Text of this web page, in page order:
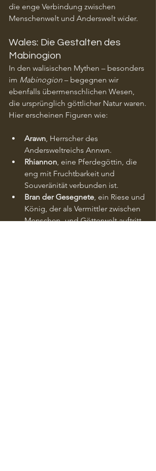
die enge Verbindung zwischen
Menschenwelt und Anderswelt wider.
Wales: Die Gestalten des
Mabinogion
In den walisischen Mythen – besonders
im Mabinogion – begegnen wir
ebenfalls übermenschlichen Wesen,
die ursprünglich göttlicher Natur waren.
Hier erscheinen Figuren wie:
Arawn , Herrscher des
Andersweltreichs Annwn.
Rhiannon , eine Pferdegöttin, die
eng mit Fruchtbarkeit und
Souveränität verbunden ist.
Bran der Gesegnete , ein Riese und
König, der als Vermittler zwischen
Menschen- und Götterwelt auftritt.